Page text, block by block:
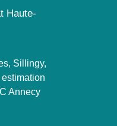
Haute-
Sillingy,
Annecy